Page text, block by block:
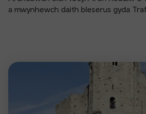
a mwynhewch daith bleserus gyda